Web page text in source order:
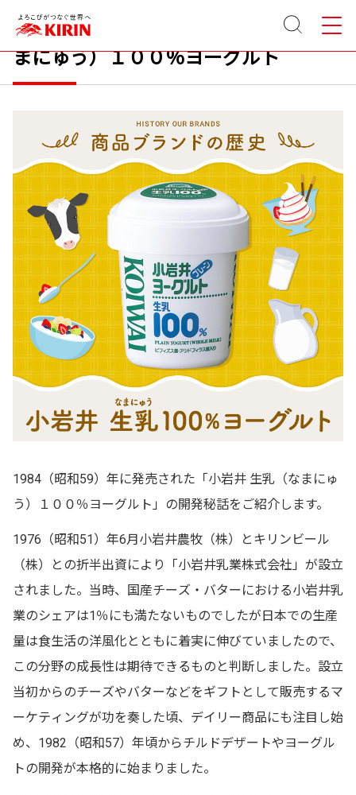
サイト
内検索
メニュ
ー
商品ブランドの歴史：小岩井 生乳（な
まにゅう）１００％ヨーグルト
1984（昭和59）年に発売された「小岩井 生乳（なまにゅ
う）１００％ヨーグルト」の開発秘話をご紹介します。
1976（昭和51）年6月小岩井農牧（株）とキリンビール
（株）との折半出資により「小岩井乳業株式会社」が設立
されました。当時、国産チーズ・バターにおける小岩井乳
業のシェアは1％にも満たないものでしたが日本での生産
量は食生活の洋風化とともに着実に伸びていましたので、
この分野の成長性は期待できるものと判断しました。設立
当初からのチーズやバターなどをギフトとして販売するマ
ーケティングが功を奏した頃、デイリー商品にも注目し始
め、1982（昭和57）年頃からチルドデザートやヨーグル
トの開発が本格的に始まりました。